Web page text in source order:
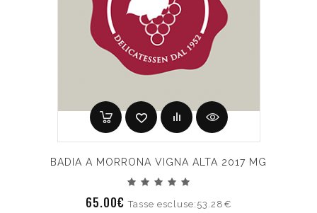
BADIA A MORRONA VIGNA ALTA 2017 MG
65.00€Tasse escluse:53.28€